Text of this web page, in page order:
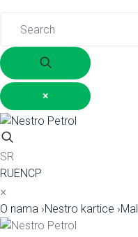
×
SR
RUENСР
×
O nama ›Nestro kartice ›